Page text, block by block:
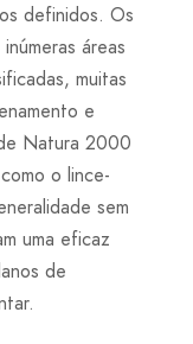
definidos. Os
áreas
muitas
e
Natura 2000
o lince-
sem
uma eficaz
de